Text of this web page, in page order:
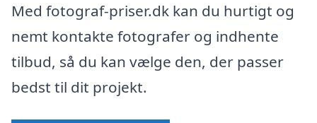
Med fotograf-priser.dk kan du hurtigt og
nemt kontakte fotografer og indhente
tilbud, så du kan vælge den, der passer
bedst til dit projekt.